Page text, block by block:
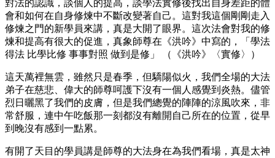
對法的認識，談個人的提高，談學法實修後找出自身差距的體
會和如何在自身修煉中不斷改變著自己。這對我這個剛剛走入
修煉之門的新學員來講，真是大開了眼界。這次法會對我的修
煉和提高有很大的促進，真象師尊在《洪吟》中寫的，「學法
得法 比學比修 事事對照 做到是修」 （《洪吟》〈實修〉）
這天萬裡無雲，雖然只是春季，但驕陽似火，我們全場的大法
弟子在慈悲、偉大的師尊呵護下沒有一個人感覺到炎熱。儘管
烈日曬黑了我們的皮膚，但是我們總覺的陣陣的涼風吹來，非
常舒服，連中午吃飯那一刻都沒有離開自己所在的位置，從早
到晚沒有感到一點累。
有開了天目的學員講是師尊的大法身在為我們看場，真是太神